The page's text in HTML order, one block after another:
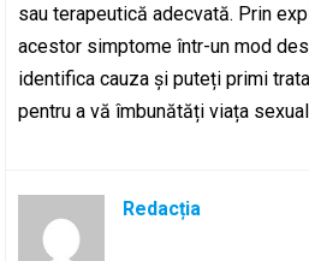
sau terapeutică adecvată. Prin
acestor simptome într-un mod
identifica cauza și puteți primi
pentru a vă îmbunătăți viața
Redacția